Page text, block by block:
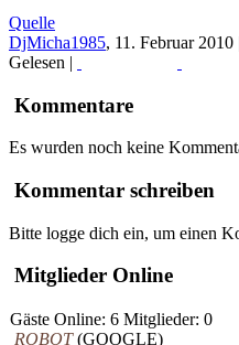
Quelle
DjMicha1985, 11. Februar 2010
Gelesen |
Kommentare
Es wurden noch keine
Kommentar schreiben
Bitte logge dich ein, um einen
Mitglieder Online
Gäste Online: 6 Mitglieder: 0
ROBOT(GOOGLE)